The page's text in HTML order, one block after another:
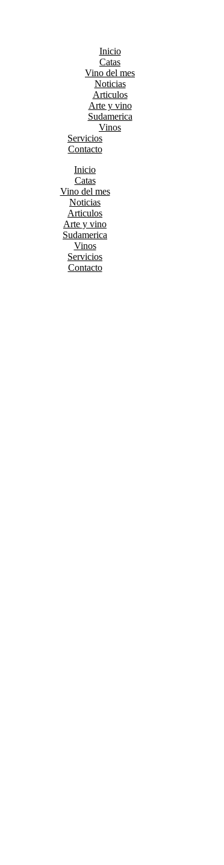
Inicio
Catas
Vino del mes
Noticias
Articulos
Arte y vino
Sudamerica
Vinos
Servicios
Contacto
Inicio
Catas
Vino del mes
Noticias
Articulos
Arte y vino
Sudamerica
Vinos
Servicios
Contacto